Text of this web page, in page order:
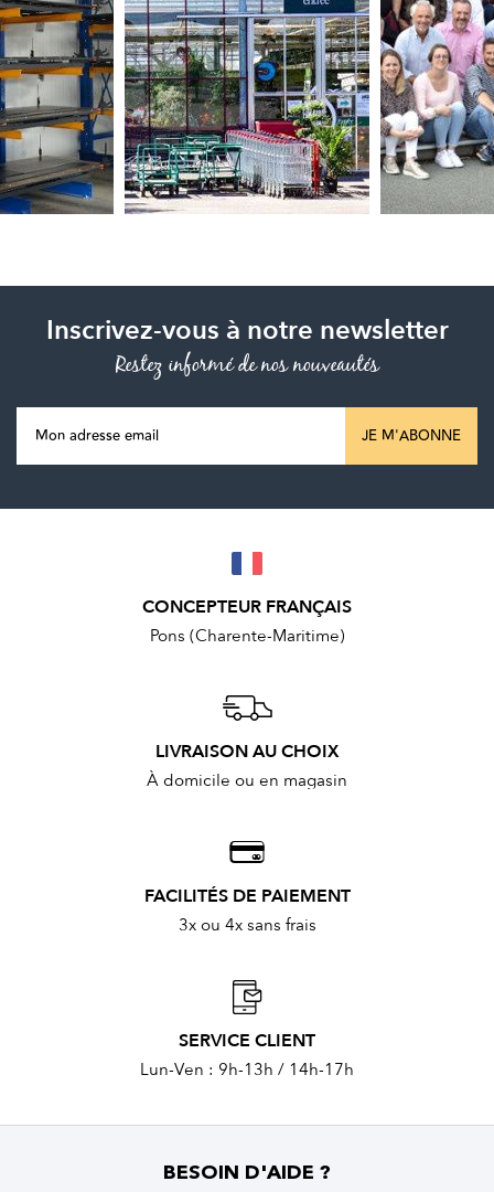
Inscrivez-vous à notre newsletter
Restez informé de nos nouveautés
JE M'ABONNE
CONCEPTEUR FRANÇAIS
Pons (Charente-Maritime)
LIVRAISON AU CHOIX
À domicile ou en magasin
FACILITÉS DE PAIEMENT
3x ou 4x sans frais
SERVICE CLIENT
Lun-Ven : 9h-13h / 14h-17h
BESOIN D'AIDE ?